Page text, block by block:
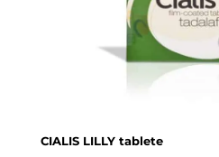
CIALIS LILLY tablete